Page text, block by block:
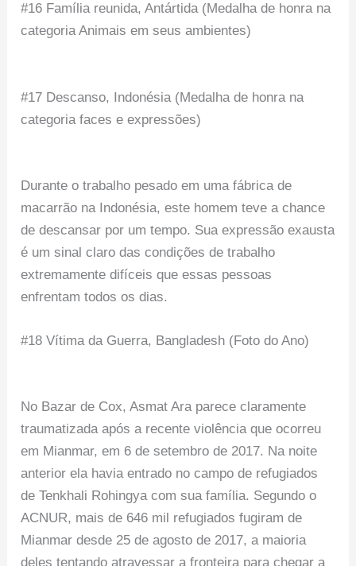
#16 Família reunida, Antártida (Medalha de honra na
categoria Animais em seus ambientes)
#17 Descanso, Indonésia (Medalha de honra na
categoria faces e expressões)
Durante o trabalho pesado em uma fábrica de
macarrão na Indonésia, este homem teve a chance
de descansar por um tempo. Sua expressão exausta
é um sinal claro das condições de trabalho
extremamente difíceis que essas pessoas
enfrentam todos os dias.
#18 Vítima da Guerra, Bangladesh (Foto do Ano)
No Bazar de Cox, Asmat Ara parece claramente
traumatizada após a recente violência que ocorreu
em Mianmar, em 6 de setembro de 2017. Na noite
anterior ela havia entrado no campo de refugiados
de Tenkhali Rohingya com sua família. Segundo o
ACNUR, mais de 646 mil refugiados fugiram de
Mianmar desde 25 de agosto de 2017, a maioria
deles tentando atravessar a fronteira para chegar a